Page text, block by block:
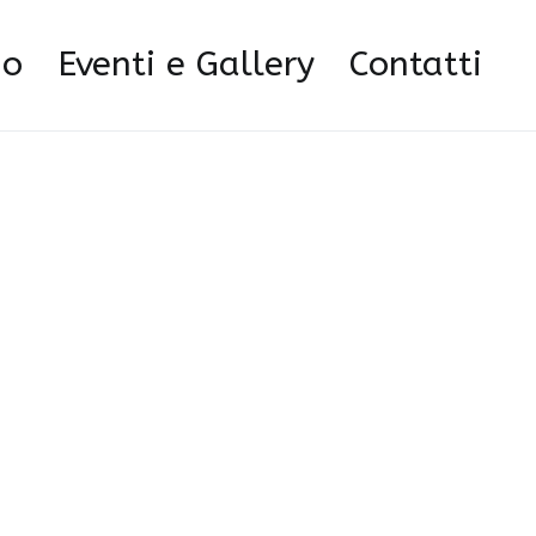
Eventi e Gallery Contatti
Carta turistica Pedvena Pedavena-carta-turistica12